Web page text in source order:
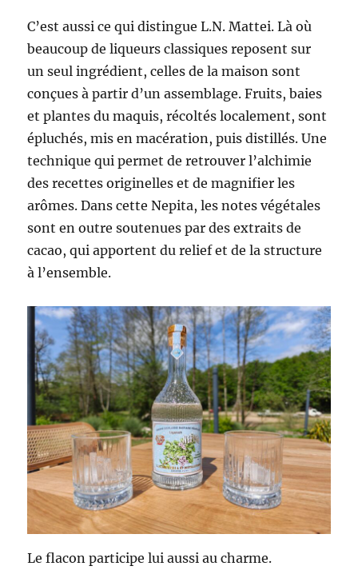
C’est aussi ce qui distingue L.N. Mattei. Là où
beaucoup de liqueurs classiques reposent sur
un seul ingrédient, celles de la maison sont
conçues à partir d’un assemblage. Fruits, baies
et plantes du maquis, récoltés localement, sont
épluchés, mis en macération, puis distillés. Une
technique qui permet de retrouver l’alchimie
des recettes originelles et de magnifier les
arômes. Dans cette Nepita, les notes végétales
sont en outre soutenues par des extraits de
cacao, qui apportent du relief et de la structure
à l’ensemble.
Le flacon participe lui aussi au charme.